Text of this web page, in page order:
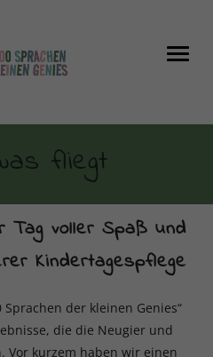
fliegt
Tag voller Spaß und
Kindertagespflege
der kleinen Genies“
die die Neugier und
Vor kurzem haben wir einen